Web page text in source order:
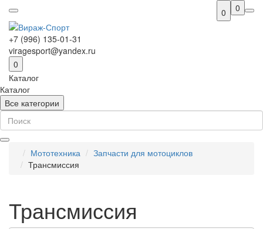
0
0
+7 (996) 135-01-31
viragesport@yandex.ru
0
Каталог
Каталог
Все категории
Мототехника
Запчасти для мотоциклов
Трансмиссия
Трансмиссия